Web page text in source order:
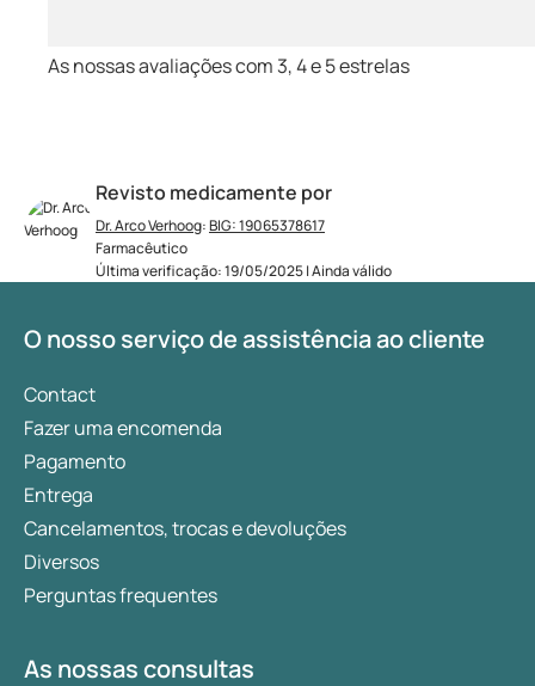
Revisto medicamente por
Dr. Arco Verhoog:BIG: 19065378617
Farmacêutico
Última verificação: 19/05/2025 | Ainda válido
As nossas avaliações com 3, 4 e 5 estrelas
O nosso serviço de assistência ao cliente
Contact
Fazer uma encomenda
Pagamento
Entrega
Cancelamentos, trocas e devoluções
Diversos
Perguntas frequentes
As nossas consultas